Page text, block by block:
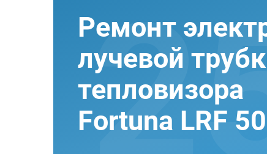
Ремонт
лучевой
тепловизора
Fortuna LRF